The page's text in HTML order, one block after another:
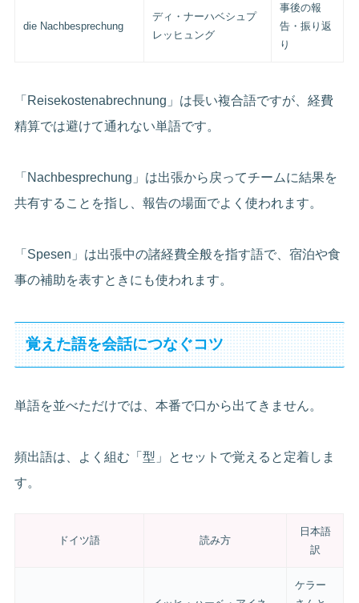
die Nachbesprechung
ディ・ナーハベシュプ
レッヒュング
事後の報
告・振り返
り
「Reisekostenabrechnung」は長い複合語ですが、経費
精算では避けて通れない単語です。
「Nachbesprechung」は出張から戻ってチームに結果を
共有することを指し、報告の場面でよく使われます。
「Spesen」は出張中の諸経費全般を指す語で、宿泊や食
事の補助を表すときにも使われます。
覚えた語を会話につなぐコツ
単語を並べただけでは、本番で口から出てきません。
頻出語は、よく組む「型」とセットで覚えると定着しま
す。
ドイツ語 読み方
日本語
訳
ケラー